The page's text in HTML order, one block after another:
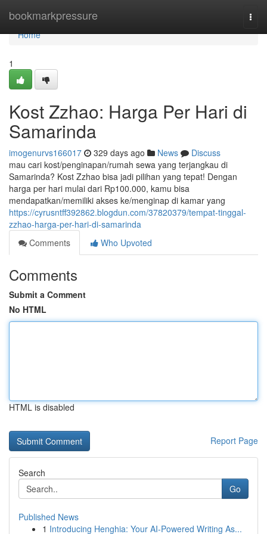
bookmarkpressure
Home
Home
1
Kost Zzhao: Harga Per Hari di
Samarinda
imogenurvs166017 329 days ago News
Discuss
mau cari kost/penginapan/rumah sewa yang terjangkau di
Samarinda? Kost Zzhao bisa jadi pilihan yang tepat! Dengan
harga per hari mulai dari Rp100.000, kamu bisa
mendapatkan/memiliki akses ke/menginap di kamar yang
https://cyrusntff392862.blogdun.com/37820379/tempat-tinggal-
zzhao-harga-per-hari-di-samarinda
Comments
Who Upvoted
Comments
Submit a Comment
No HTML
HTML is disabled
Report Page
Search
Go
Published News
1 Introducing Henghia: Your AI-Powered Writing As...